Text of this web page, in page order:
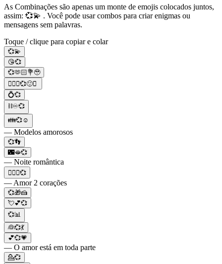
As Combinações são apenas um monte de emojis colocados juntos,
assim: 💞💫 . Você pode usar combos para criar enigmas ou
mensagens sem palavras.
Toque / clique para copiar e colar
💞💫
😘💞
💞🫶🏻💐🥹
🧚🏻‍♂️💞🙂✨
💍💞
⛓️♾️💞
👪💞☺️
— Modelos amorosos
💞👣
🌃🫦💞
— Noite romântica
👩‍❤️‍👩💞
— Amor 2 corações
💞🎁🍰
💘💕💞
💞📊
👰💞💃
💕💞💗
— O amor está em toda parte
💁💞